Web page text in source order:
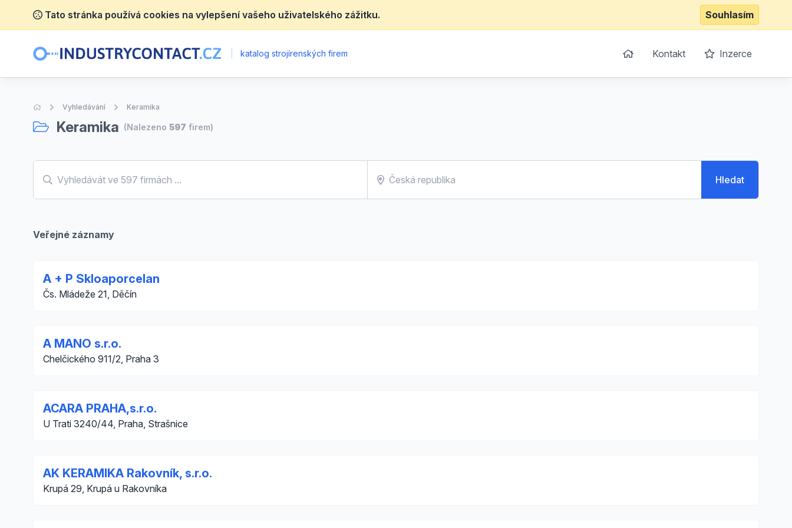
Tato stránka používá cookies na vylepšení vašeho uživatelského zážitku. Souhlasím
katalog strojírenských firem Kontakt Inzerce
Úvodní stránka
Vyhledávání Keramika
Keramika (Nalezeno 597 firem)
Hledat
Veřejné záznamy
A + P Skloaporcelan
Čs. Mládeže 21, Děčín
A MANO s.r.o.
Chelčického 911/2, Praha 3
ACARA PRAHA,s.r.o.
U Trati 3240/44, Praha, Strašnice
AK KERAMIKA Rakovník, s.r.o.
Krupá 29, Krupá u Rakovníka